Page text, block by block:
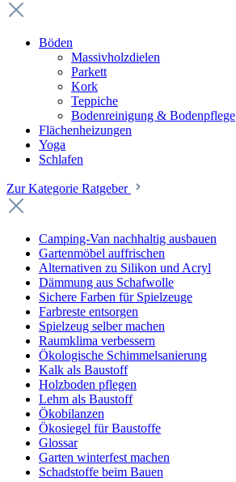
Böden
Massivholzdielen
Parkett
Kork
Teppiche
Bodenreinigung & Bodenpflege
Flächenheizungen
Yoga
Schlafen
Zur Kategorie Ratgeber
Camping-Van nachhaltig ausbauen
Gartenmöbel auffrischen
Alternativen zu Silikon und Acryl
Dämmung aus Schafwolle
Sichere Farben für Spielzeuge
Farbreste entsorgen
Spielzeug selber machen
Raumklima verbessern
Ökologische Schimmelsanierung
Kalk als Baustoff
Holzboden pflegen
Lehm als Baustoff
Ökobilanzen
Ökosiegel für Baustoffe
Glossar
Garten winterfest machen
Schadstoffe beim Bauen